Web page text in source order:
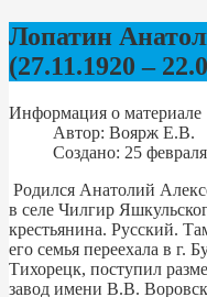
Лопатин
(27.11.1920 –
Информация о материале
Автор: Воярж Е.В.
Создано: 25
Родился Анатолий
в селе Чилгир
крестьянина. Русский.
его семья переехала в г.
Тихорецк, поступил
завод имени В.В.